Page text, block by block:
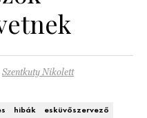
Szentkuty Nikolett
hibák esküvőszervező